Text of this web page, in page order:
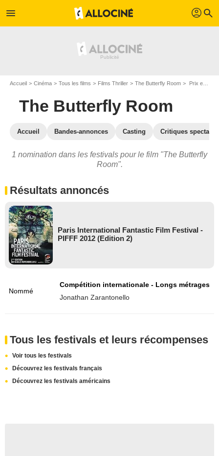
menu profil search
Accueil Cinéma Tous les films Films Thriller The Butterfly Room Prix et nominations pour The Butterfly Room
The Butterfly Room
Accueil Bandes-annonces Casting Critiques
1 nomination dans les festivals pour le film "The Butterfly
Room".
Résultats annoncés
Paris International Fantastic Film Festival -
PIFFF 2012 (Edition 2)
Nommé
Compétition internationale - Longs métrages
Jonathan Zarantonello
Tous les festivals et leurs récompenses
Voir tous les festivals
Découvrez les festivals français
Découvrez les festivals américains